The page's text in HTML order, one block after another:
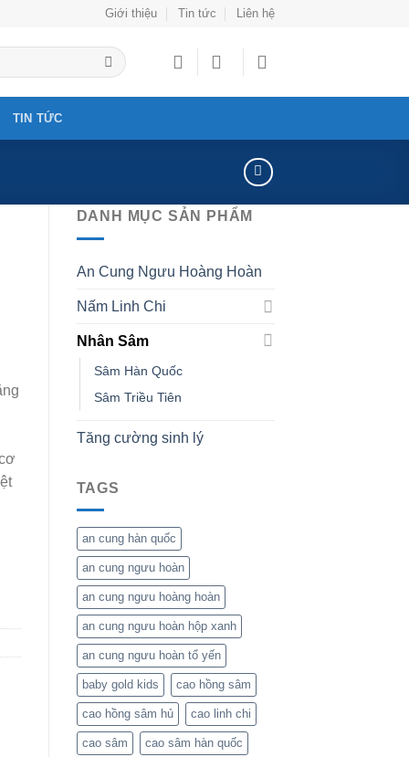
Giới thiệu Tin tức Liên hệ
TIN TỨC
DANH MỤC SẢN PHẨM
An Cung Ngưu Hoàng Hoàn
Nấm Linh Chi
Nhân Sâm
Sâm Hàn Quốc
Sâm Triều Tiên
Tăng cường sinh lý
TAGS
an cung hàn quốc
an cung ngưu hoàn
an cung ngưu hoàng hoàn
an cung ngưu hoàn hộp xanh
an cung ngưu hoàn tổ yến
baby gold kids cao hồng sâm
cao hồng sâm hủ cao linh chi
cao sâm cao sâm hàn quốc